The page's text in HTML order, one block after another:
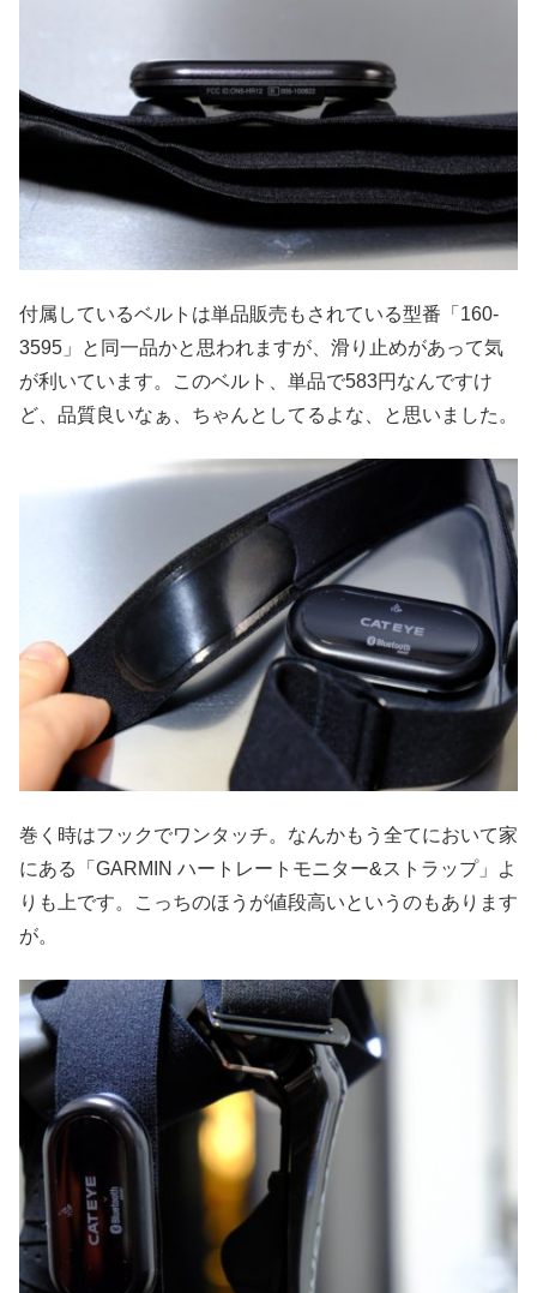
付属しているベルトは単品販売もされている型番「160-
3595」と同一品かと思われますが、滑り止めがあって気
が利いています。このベルト、単品で583円なんですけ
ど、品質良いなぁ、ちゃんとしてるよな、と思いました。
巻く時はフックでワンタッチ。なんかもう全てにおいて家
にある「GARMIN ハートレートモニター&ストラップ」よ
りも上です。こっちのほうが値段高いというのもあります
が。